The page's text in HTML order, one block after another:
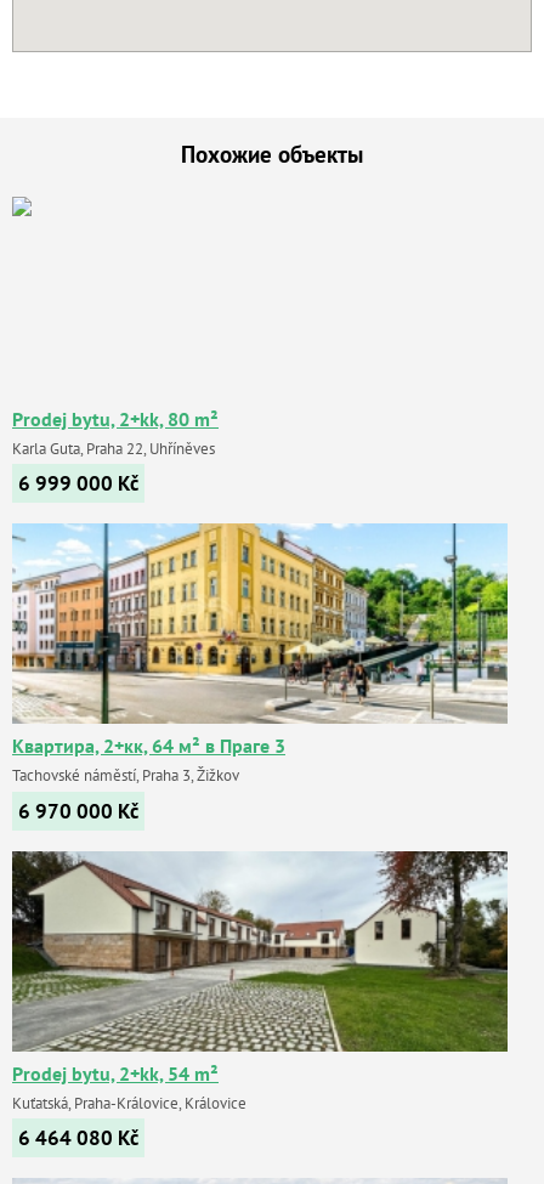
Похожие объекты
Prodej bytu, 2+kk, 80 m²
Karla Guta, Praha 22, Uhříněves
6 999 000 Kč
Квартира, 2+кк, 64 м² в Праге 3
Tachovské náměstí, Praha 3, Žižkov
6 970 000 Kč
Prodej bytu, 2+kk, 54 m²
Kuťatská, Praha-Královice, Královice
6 464 080 Kč